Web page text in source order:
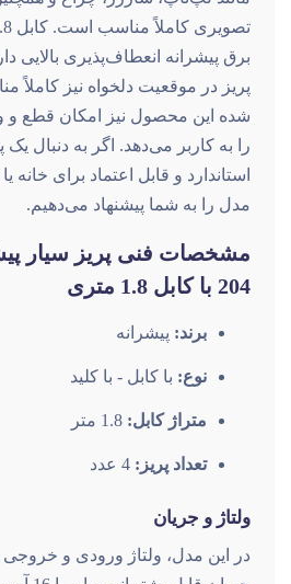
مانند لپ‌تاپ، شارژر، چراغ و
برق پیشرانه انعطاف‌پذیری بالایی
پریز در موقعیت دلخواه نیز کاملاً
شده این محصول نیز امکان قطع
را به کاربر می‌دهد. اگر به دنبال یک
استاندارد و قابل اعتماد برای خانه
مدل را به شما پیشنهاد می‌دهیم.
مشخصات فنی پریز سیار
204 با کابل 1.8 متری
برند: پیشرانه
نوع: با کابل - با کلید
متراژ کابل:
تعداد پریز:
ولتاژ و جریان